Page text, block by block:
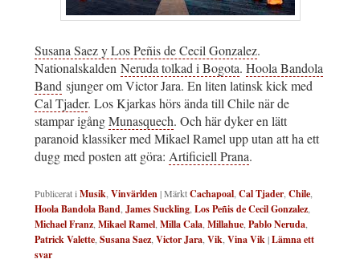
Susana Saez y Los Peñis de Cecil Gonzalez.
Nationalskalden Neruda tolkad i Bogota. Hoola Bandola
Band sjunger om Victor Jara. En liten latinsk kick med
Cal Tjader. Los Kjarkas hörs ända till Chile när de
stampar igångMunasquech. Och här dyker en lätt
paranoid klassiker med Mikael Ramel upp utan att ha ett
dugg med posten att göra: Artificiell Prana.
Publicerat i Musik Vinvärlden|MärktCachapoal Cal Tjader Chile
Hoola Bandola Band James Suckling Los Peñis de Cecil Gonzalez
Michael Franz Mikael Ramel Milla Cala Millahue Pablo Neruda
Patrick Valette Susana Saez Victor Jara Vik Vina Vik|Lämna ett
svar